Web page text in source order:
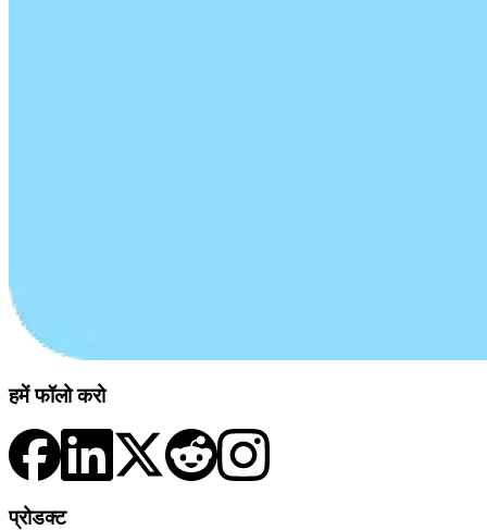
हमें फॉलो करो
प्रोडक्ट